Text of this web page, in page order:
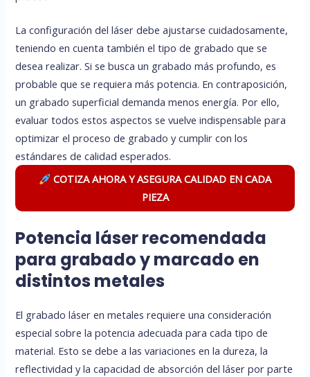
La configuración del láser debe ajustarse cuidadosamente,
teniendo en cuenta también el tipo de grabado que se
desea realizar. Si se busca un grabado más profundo, es
probable que se requiera más potencia. En contraposición,
un grabado superficial demanda menos energía. Por ello,
evaluar todos estos aspectos se vuelve indispensable para
optimizar el proceso de grabado y cumplir con los
estándares de calidad esperados.
COTIZA AHORA Y ASEGURA CALIDAD EN CADA
PIEZA
Potencia láser recomendada
para grabado y marcado en
distintos metales
El grabado láser en metales requiere una consideración
especial sobre la potencia adecuada para cada tipo de
material. Esto se debe a las variaciones en la dureza, la
reflectividad y la capacidad de absorción del láser por parte